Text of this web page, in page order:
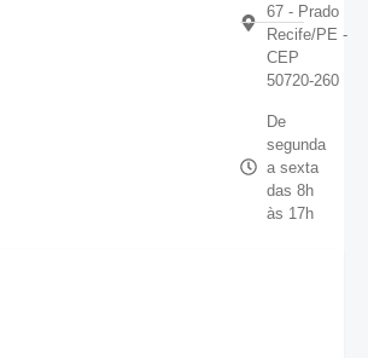
67 - Prado
Recife/PE -
CEP
50720-260
De
segunda
a sexta
das 8h
às 17h